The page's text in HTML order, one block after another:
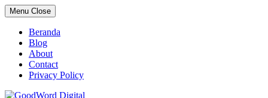
Skip
to
content
Menu Close
Beranda
Blog
About
Contact
Privacy Policy